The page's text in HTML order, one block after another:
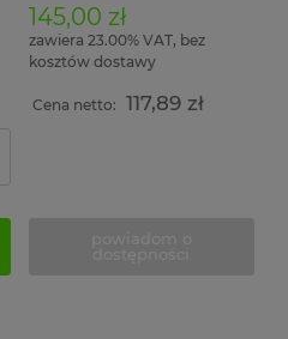
145,00 zł
zawiera 23.00% VAT, bez
kosztów dostawy
Cena netto: 117,89 zł